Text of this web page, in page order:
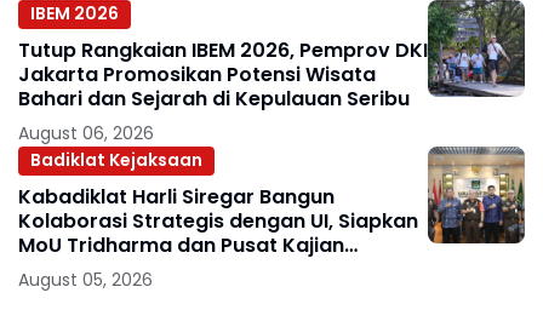
IBEM 2026
Tutup Rangkaian IBEM 2026, Pemprov DKI
Jakarta Promosikan Potensi Wisata
Bahari dan Sejarah di Kepulauan Seribu
August 06, 2026
Badiklat Kejaksaan
Kabadiklat Harli Siregar Bangun
Kolaborasi Strategis dengan UI, Siapkan
MoU Tridharma dan Pusat Kajian
Kejaksaan
August 05, 2026